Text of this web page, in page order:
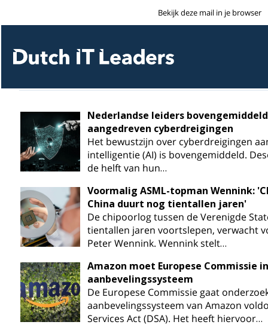
Bekijk deze mail in je browser
Nederlandse leiders
aangedreven cyberdreigingen
Het bewustzijn over cyberdreigingen
intelligentie (AI) is bovengemiddeld.
de helft van hun…
Voormalig ASML-topman Wennink:
China duurt nog tientallen jaren'
De chipoorlog tussen de Verenigde
tientallen jaren voortslepen, verwacht
Peter Wennink. Wennink stelt…
Amazon moet Europese Commissie
aanbevelingssysteem
De Europese Commissie gaat
aanbevelingssysteem van Amazon
Services Act (DSA). Het heeft hiervoor…